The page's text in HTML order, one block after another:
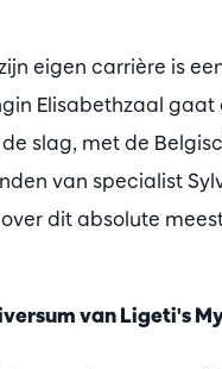
eigen carrière is
Elisabethzaal
slag, met de
van specialist
dit absolute
van Ligeti's